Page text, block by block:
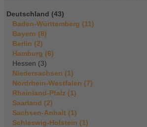
Deutschland (43)
Baden-Württemberg (11)
Bayern (8)
Berlin (2)
Hamburg (6)
Hessen (3)
Niedersachsen (1)
Nordrhein-Westfalen (7)
Rheinland-Pfalz (1)
Saarland (2)
Sachsen-Anhalt (1)
Schleswig-Holstein (1)